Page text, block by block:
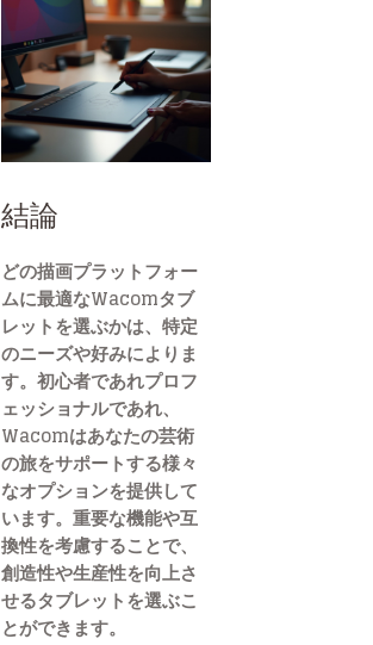
結論
どの描画プラットフォー
ムに最適なWacomタブ
レットを選ぶかは、特定
のニーズや好みによりま
す。初心者であれプロフ
ェッショナルであれ、
Wacomはあなたの芸術
の旅をサポートする様々
なオプションを提供して
います。重要な機能や互
換性を考慮することで、
創造性や生産性を向上さ
せるタブレットを選ぶこ
とができます。